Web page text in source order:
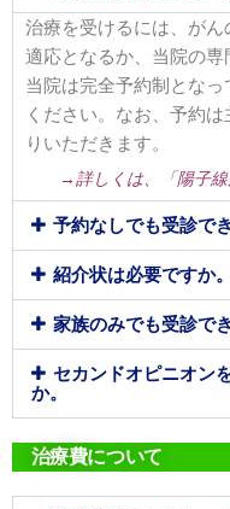
治療を受けるには、が
適応となるか、当院の専
当院は完全予約制とな
ください。なお、予約
りいただきます。
→詳しくは、「陽子線
予約なしでも受診で
紹介状は必要ですか。
家族のみでも受診で
セカンドオピニオン
か。
治療費について